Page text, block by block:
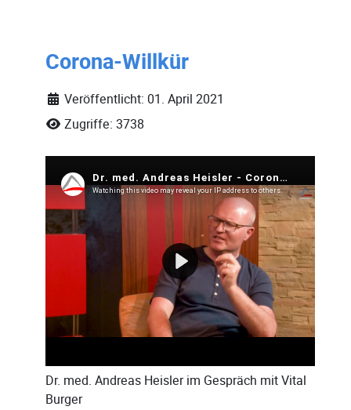
Corona-Willkür
Veröffentlicht: 01. April 2021
Zugriffe: 3738
Dr. med. Andreas Heislerim Gespräch mitVital
Burger